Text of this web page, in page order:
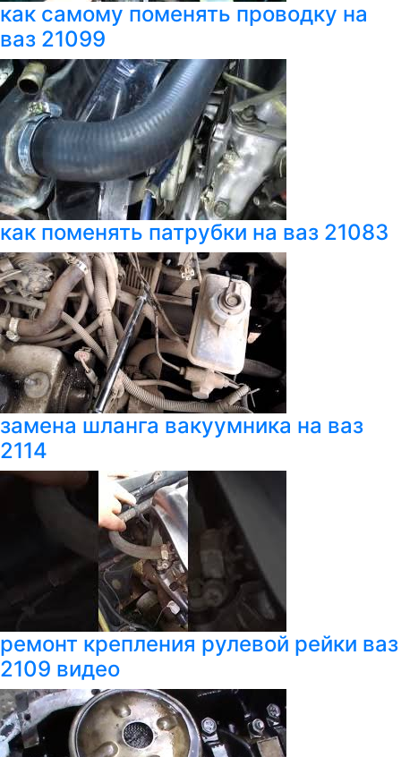
как самому поменять проводку на
ваз 21099
как поменять патрубки на ваз 21083
замена шланга вакуумника на ваз
2114
ремонт крепления рулевой рейки ваз
2109 видео